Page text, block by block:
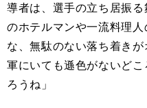
導者は、選手の立ち居振
のホテルマンや一流料理
な、無駄のない落ち着き
軍にいても遜色がないど
ろうね」